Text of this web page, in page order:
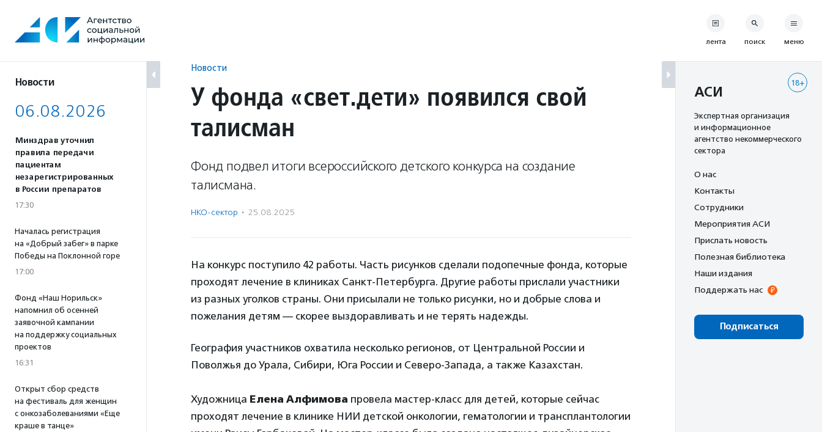
содержанию
Новости
06.08.2026
Минздрав уточнил
правила передачи
пациентам
незарегистрированных
в России препаратов
17:30
Началась регистрация
на «Добрый забег» в парке
Победы на Поклонной горе
17:00
Фонд «Наш Норильск»
напомнил об осенней
заявочной кампании
на поддержку социальных
проектов
16:31
Открыт сбор средств
на фестиваль для женщин
с онкозаболеваниями «Еще
краше в танце»
Новости
У фонда «свет.дети» появился свой
талисман
Фонд подвел итоги всероссийского детского конкурса на создание
талисмана.
НКО-сектор · 25.08.2025
На конкурс поступило 42 работы. Часть рисунков сделали подопечные фонда, которые
проходят лечение в клиниках Санкт-Петербурга. Другие работы прислали участники
из разных уголков страны. Они присылали не только рисунки, но и добрые слова и
пожелания детям — скорее выздоравливать и не терять надежды.
География участников охватила несколько регионов, от Центральной России и
Поволжья до Урала, Сибири, Юга России и Северо-Запада, а также Казахстан.
Художница Елена Алфимова провела мастер-класс для детей, которые сейчас
проходят лечение в клинике НИИ детской онкологии, гематологии и трансплантологии
лента поиск меню
18+
АСИ
Экспертная организация
и информационное
агентство некоммерческого
сектора
О нас
Контакты
Сотрудники
Мероприятия АСИ
Прислать новость
Полезная библиотека
Наши издания
Поддержать нас
Подписаться